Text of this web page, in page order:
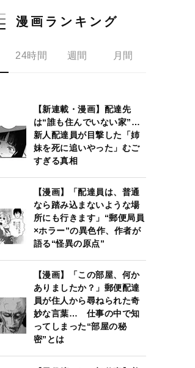
漫画ランキング
24時間 週間 月間
【新連載・漫画】配達先
は“誰も住んでいない家”…
新人配達員が目撃した「姉
妹を死に追いやった」むご
すぎる真相
【漫画】「配達員は、普通
なら踏み込まないような場
所にも行きます」“郵便局員
×ホラー”の異色作、作者が
語る“怪異の原点”
【漫画】「この部屋、何か
ありましたか？」郵便配達
員が住人から尋ねられた奇
妙な言葉… 仕事の中で知
ってしまった“部屋の秘
密”とは